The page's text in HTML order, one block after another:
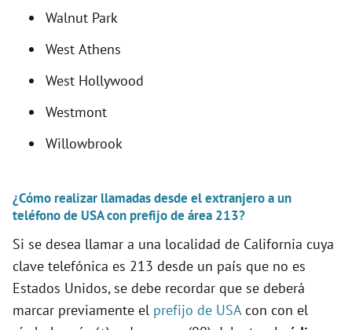
Walnut Park
West Athens
West Hollywood
Westmont
Willowbrook
¿Cómo realizar llamadas desde el extranjero a un
teléfono de USA con prefijo de área 213?
Si se desea llamar a una localidad de California cuya
clave telefónica es 213 desde un país que no es
Estados Unidos, se debe recordar que se deberá
marcar previamente el prefijo de USAcon con el